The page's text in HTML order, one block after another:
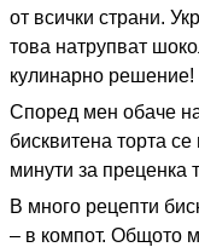
от всички страни.
това натрупват
кулинарно решение!
Според мен обаче
бисквитена торта се
минути за преценка
В много рецепти
– в компот. Общото